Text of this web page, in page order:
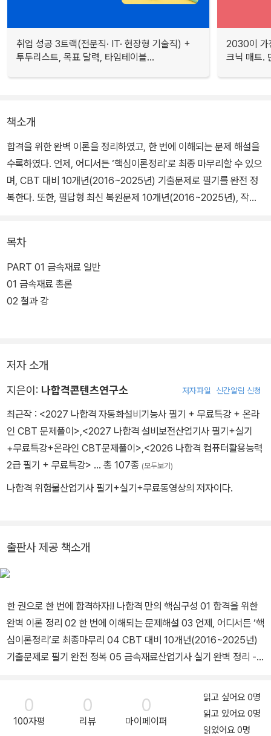
취업 성공 3트랙(전문직· IT· 현장형 기술직) +
투두리스트, 목표 달력, 타임테이블...
2030이 가
크닉 매트.
책소개
합격을 위한 완벽 이론을 정리하였고, 한 번에 이해되는 문제 해설을
수록하였다. 언제, 어디서든 ‘핵심이론정리’로 최종 마무리할 수 있으
며, CBT 대비 10개년(2016~2025년) 기출문제로 필기를 완전 정
복한다. 또한, 필답형 최신 복원문제 10개년(2016~2025년), 작업
목차
PART 01 금속재료 일반
01 금속재료 총론
02 철과 강
저자 소개
지은이: 나합격콘텐츠연구소 저자파일 신간알림 신청
최근작 : <2027 나합격 자동화설비기능사 필기 + 무료특강 + 온라
인 CBT 문제풀이> <2027 나합격 설비보전산업기사 필기+실기
+무료특강+온라인 CBT문제풀이> <2026 나합격 컴퓨터활용능력
2급 필기 + 무료특강> … 총 107종 (모두보기)
나합격 위험물산업기사 필기+실기+무료동영상의 저자이다.
출판사 제공 책소개
한 권으로 한 번에 합격하자!! 나합격 만의 핵심구성 01 합격을 위한
완벽 이론 정리 02 한 번에 이해되는 문제해설 03 언제, 어디서든 ‘핵
심이론정리’로 최종마무리 04 CBT 대비 10개년(2016~2025년)
기출문제로 필기 완전 정복 05 금속재료산업기사 실기 완벽 정리 -
(불꽃시험/브리넬 경도 측정/각종 강의 표준조직 사진 및 해설/연성,
취성 판별) 나합격 수험생만의 특별한 혜택 01 교재X무료동영상 강
의 제공 02 나합격 수험생 지원센터[시험정보&질의응답 등] 운영 N
0
100자평
0
리뷰
0
마이페이퍼
읽고 싶어요 0명
읽고 있어요 0명
읽었어요 0명